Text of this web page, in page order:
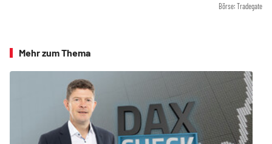
Börse: Tradegate
Mehr zum Thema